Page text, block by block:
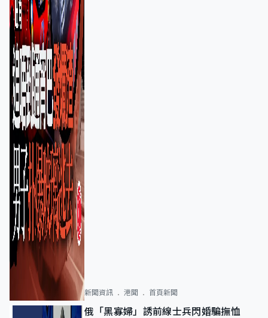
新聞資訊 港聞 首頁新聞
俄「黑寡婦」誘前線士兵閃婚騙撫恤